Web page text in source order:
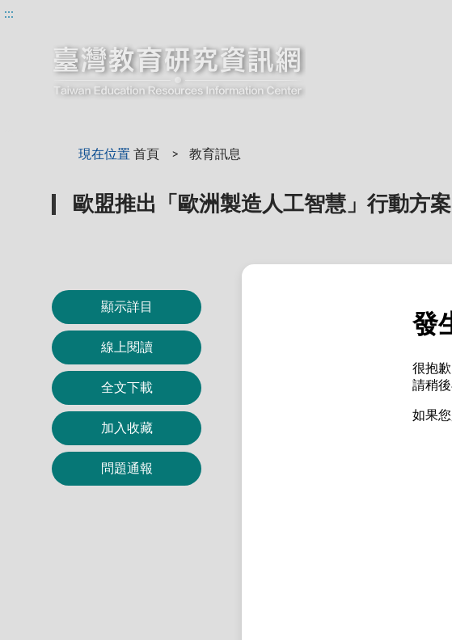
:::
現在位置 首頁 教育訊息
歐盟推出「歐洲製造人工智慧」行動方案
顯示詳目
線上閱讀
全文下載
加入收藏
問題通報